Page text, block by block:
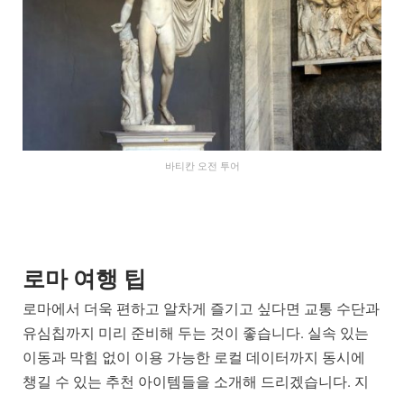
바티칸 오전 투어
로마 여행 팁
로마에서 더욱 편하고 알차게 즐기고 싶다면 교통 수단과
유심칩까지 미리 준비해 두는 것이 좋습니다. 실속 있는
이동과 막힘 없이 이용 가능한 로컬 데이터까지 동시에
챙길 수 있는 추천 아이템들을 소개해 드리겠습니다. 지